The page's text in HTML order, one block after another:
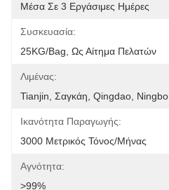
Μέσα Σε 3 Εργάσιμες Ημέρες
Συσκευασία:
25KG/bag, Ως Αίτημα Πελατών
Λιμένας:
Tianjin, Σαγκάη, Qingdao, Ningbo
Ικανότητα Παραγωγής:
3000 Μετρικός Τόνος/μήνας
Αγνότητα:
>99%